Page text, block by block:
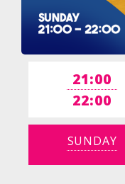
21:00
22:00
SUNDAY